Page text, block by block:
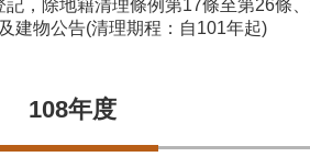
，除地籍清理條例第17條至第26條
建物公告(清理期程：自101年起)
108年度